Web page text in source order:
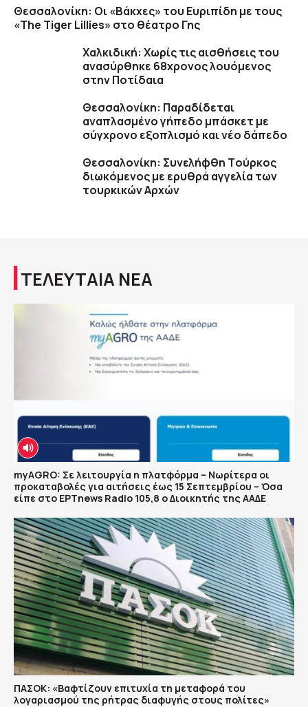
Θεσσαλονίκη: Oι «Βάκχες» του Ευριπίδη με τους
«The Tiger Lillies» στο θέατρο Γης
Χαλκιδική: Χωρίς τις αισθήσεις του
ανασύρθηκε 68χρονος λουόμενος
στην Ποτίδαια
Θεσσαλονίκη: Παραδίδεται
αναπλασμένο γήπεδο μπάσκετ με
σύγχρονο εξοπλισμό και νέο δάπεδο
Θεσσαλονίκη: Συνελήφθη Tούρκος
διωκόμενος με ερυθρά αγγελία των
τουρκικών Αρχών
ΤΕΛΕΥΤΑΙΑ ΝΕΑ
myAGRO: Σε λειτουργία η πλατφόρμα – Νωρίτερα οι
προκαταβολές για αιτήσεις έως 15 Σεπτεμβρίου – Όσα
είπε στο ΕΡΤnews Radio 105,8 ο Διοικητής της ΑΑΔΕ
ΠΑΣΟΚ: «Βαφτίζουν επιτυχία τη μεταφορά του
λογαριασμού της ρήτρας διαφυγής στους πολίτες»